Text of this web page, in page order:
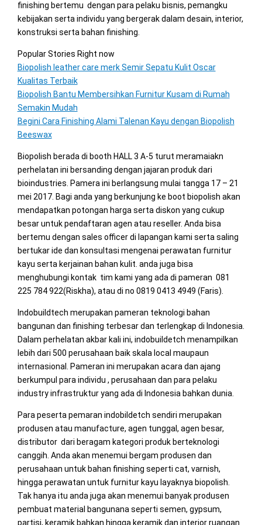
finishing bertemu dengan para pelaku bisnis, pemangku
kebijakan serta individu yang bergerak dalam desain, interior,
konstruksi serta bahan finishing.
Popular Stories Right now
Biopolish leather care merk Semir Sepatu Kulit Oscar
Kualitas Terbaik
Biopolish Bantu Membersihkan Furnitur Kusam di Rumah
Semakin Mudah
Begini Cara Finishing Alami Talenan Kayu dengan Biopolish
Beeswax
Biopolish berada di booth HALL 3 A-5 turut meramaiakn
perhelatan ini bersanding dengan jajaran produk dari
bioindustries. Pamera ini berlangsung mulai tangga 17 – 21
mei 2017. Bagi anda yang berkunjung ke boot biopolish akan
mendapatkan potongan harga serta diskon yang cukup
besar untuk pendaftaran agen atau reseller. Anda bisa
bertemu dengan sales officer di lapangan kami serta saling
bertukar ide dan konsultasi mengenai perawatan furnitur
kayu serta kerjainan bahan kulit. anda juga bisa
menghubungi kontak tim kami yang ada di pameran 081
225 784 922(Riskha), atau di no 0819 0413 4949 (Faris).
Indobuildtech merupakan pameran teknologi bahan
bangunan dan finishing terbesar dan terlengkap di Indonesia.
Dalam perhelatan akbar kali ini, indobuildetch menampilkan
lebih dari 500 perusahaan baik skala local maupaun
internasional. Pameran ini merupakan acara dan ajang
berkumpul para individu , perusahaan dan para pelaku
industry infrastruktur yang ada di Indonesia bahkan dunia.
Para peserta pemaran indobildetch sendiri merupakan
produsen atau manufacture, agen tunggal, agen besar,
distributor dari beragam kategori produk berteknologi
canggih. Anda akan menemui bergam produsen dan
perusahaan untuk bahan finishing seperti cat, varnish,
hingga perawatan untuk furnitur kayu layaknya biopolish.
Tak hanya itu anda juga akan menemui banyak produsen
pembuat material bangunana seperti semen, gypsum,
partisi, keramik bahkan hingga keramik dan interior ruangan